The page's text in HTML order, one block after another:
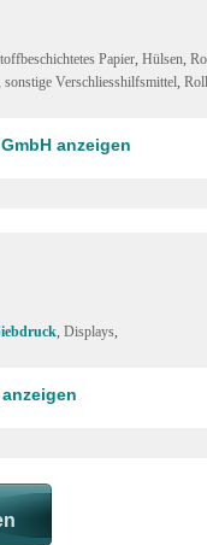
Papier, Hülsen,
sonstige Verschliesshilfsmittel,
anzeigen
, Displays,